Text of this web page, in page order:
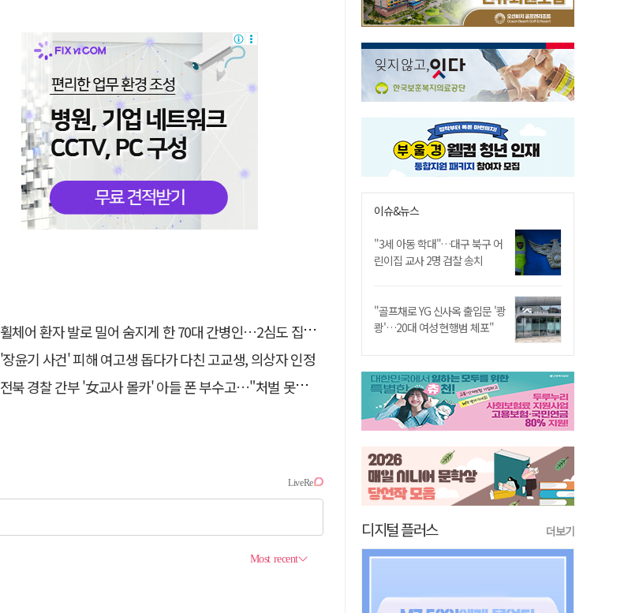
휠체어 환자 발로 밀어 숨지게 한 70대 간병인…2심도 집행유예
'장윤기 사건' 피해 여고생 돕다가 다친 고교생, 의상자 인정
전북 경찰 간부 '女교사 몰카' 아들 폰 부수고…"처벌 못하는 사안" 내부망에 글
이슈&뉴스
"3세 아동 학대"…대구 북구 어
린이집 교사 2명 검찰 송치
"골프채로 YG 신사옥 출입문 '쾅
쾅'…20대 여성 현행범 체포"
디지털 플러스 더보기